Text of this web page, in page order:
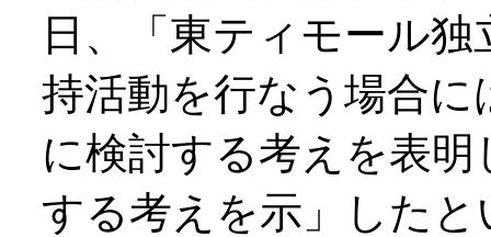
日、「東ティモール
持活動を行なう場合
に検討する考えを表
する考えを示」した